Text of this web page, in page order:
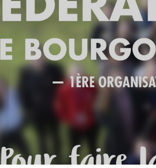
Skip to